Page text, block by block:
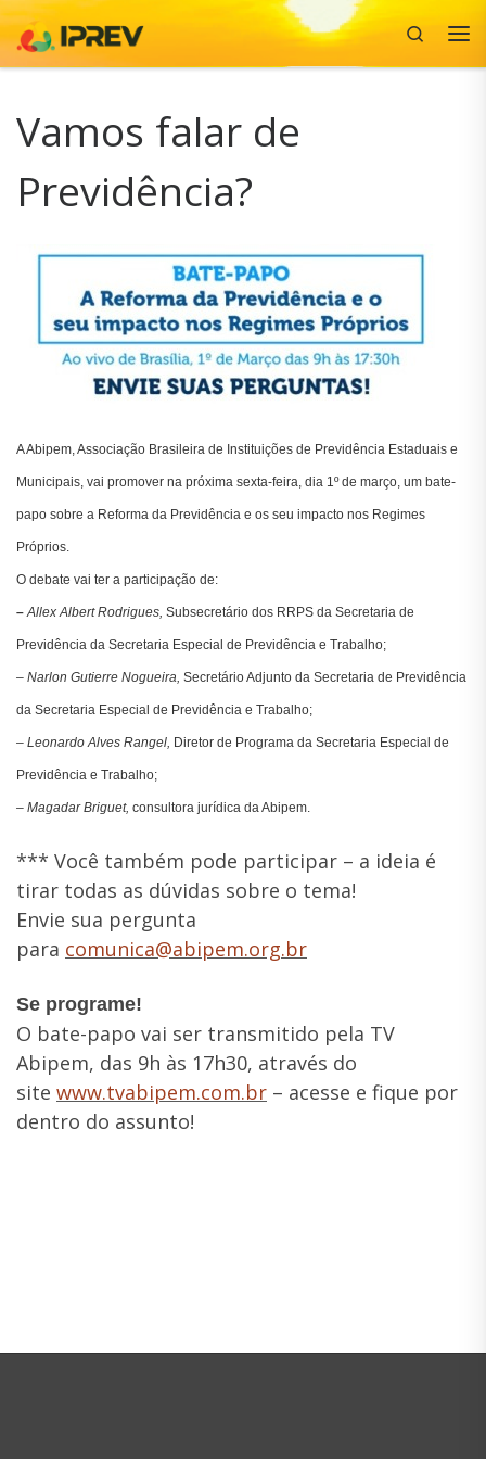
Skip to content
Search
Vamos falar de
Previdência?
A Abipem, Associação Brasileira de Instituições de Previdência Estaduais e
Municipais, vai promover na próxima sexta-feira, dia 1º de março, um bate-
papo sobre a Reforma da Previdência e os seu impacto nos Regimes
Próprios.
O debate vai ter a participação de:
– Allex Albert Rodrigues, Subsecretário dos RRPS da Secretaria de
Previdência da Secretaria Especial de Previdência e Trabalho;
– Narlon Gutierre Nogueira, Secretário Adjunto da Secretaria de Previdência
da Secretaria Especial de Previdência e Trabalho;
– Leonardo Alves Rangel, Diretor de Programa da Secretaria Especial de
Previdência e Trabalho;
– Magadar Briguet, consultora jurídica da Abipem.
*** Você também pode participar – a ideia é
tirar todas as dúvidas sobre o tema!
Envie sua pergunta
para comunica@abipem.org.br
Se programe!
O bate-papo vai ser transmitido pela TV
Abipem, das 9h às 17h30, através do
site www.tvabipem.com.br – acesse e fique por
dentro do assunto!